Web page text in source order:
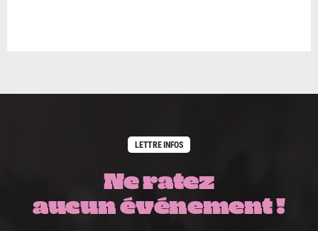
LETTRE INFOS
Ne ratez
aucun événement !